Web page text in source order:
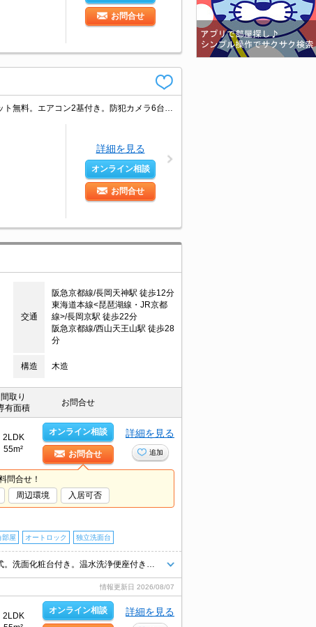
お問合せ
詳細を見る
オンライン相談
お問合せ
交通
阪急京都線/長岡天神駅 徒歩12分
東海道本線<琵琶湖線・JR京都
線>/長岡京駅 徒歩22分
阪急京都線/西山天王山駅 徒歩28
分
構造 木造
間取り
有面積
お問合せ
2LDK
55m²
オンライン相談
お問合せ
詳細を見る
追加
問合せ！
周辺環境 入居可否
部屋 オートロック 独立洗面台
情報更新日 2026/08/07
2LDK
オンライン相談 詳細を見る